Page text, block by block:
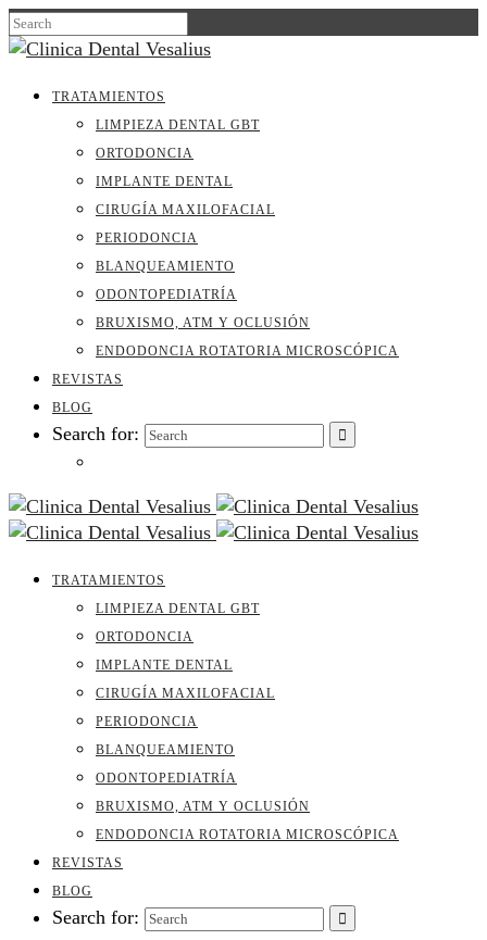
TRATAMIENTOS
LIMPIEZA DENTAL GBT
ORTODONCIA
IMPLANTE DENTAL
CIRUGÍA MAXILOFACIAL
PERIODONCIA
BLANQUEAMIENTO
ODONTOPEDIATRÍA
BRUXISMO, ATM Y OCLUSIÓN
ENDODONCIA ROTATORIA MICROSCÓPICA
REVISTAS
BLOG
Search for:
TRATAMIENTOS
LIMPIEZA DENTAL GBT
ORTODONCIA
IMPLANTE DENTAL
CIRUGÍA MAXILOFACIAL
PERIODONCIA
BLANQUEAMIENTO
ODONTOPEDIATRÍA
BRUXISMO, ATM Y OCLUSIÓN
ENDODONCIA ROTATORIA MICROSCÓPICA
REVISTAS
BLOG
Search for: